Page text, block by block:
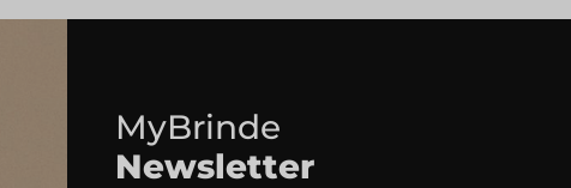
MyBrinde
Newsletter